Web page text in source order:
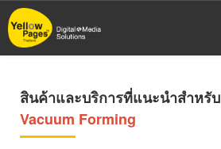
ข้าม
ไป
สินค้าและบริการที่แนะนำสำหรับ
Vacuum Forming